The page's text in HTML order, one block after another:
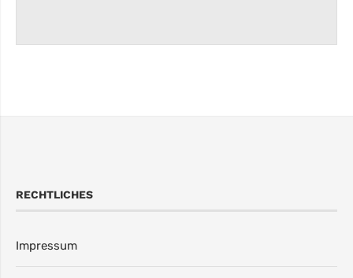
RECHTLICHES
Impressum